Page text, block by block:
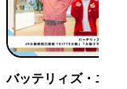
バッテリィズ・エー